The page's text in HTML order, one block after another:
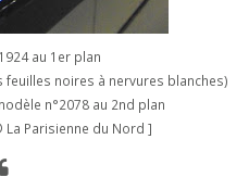
au 1er plan
noires à nervures blanches)
n°2078 au 2nd plan
La Parisienne du Nord ]